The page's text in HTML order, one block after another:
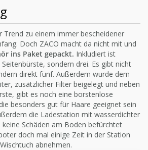
Trend zu einem immer bescheidener
Doch ZACO macht da nicht mit und
ins Paket gepackt. Inkludiert ist
sondern drei. Es gibt nicht
direkt fünf. Außerdem wurde dem
zusätzlicher Filter beigelegt und neben
gibt es noch eine borstenlose
besonders gut für Haare geeignet sein
die Ladestation mit wasserdichter
Schäden am Boden befürchtet
doch mal einige Zeit in der Station
abnehmen.